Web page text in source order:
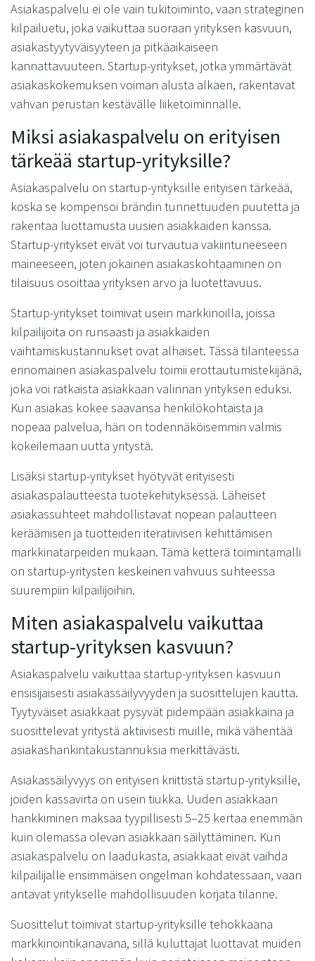
Asiakaspalvelu ei ole vain tukitoiminto, vaan strateginen
kilpailuetu, joka vaikuttaa suoraan yrityksen kasvuun,
asiakastyytyväisyyteen ja pitkäaikaiseen
kannattavuuteen. Startup-yritykset, jotka ymmärtävät
asiakaskokemuksen voiman alusta alkaen, rakentavat
vahvan perustan kestävälle liiketoiminnalle.
Miksi asiakaspalvelu on erityisen
tärkeää startup-yrityksille?
Asiakaspalvelu on startup-yrityksille erityisen tärkeää,
koska se kompensoi brändin tunnettuuden puutetta ja
rakentaa luottamusta uusien asiakkaiden kanssa.
Startup-yritykset eivät voi turvautua vakiintuneeseen
maineeseen, joten jokainen asiakaskohtaaminen on
tilaisuus osoittaa yrityksen arvo ja luotettavuus.
Startup-yritykset toimivat usein markkinoilla, joissa
kilpailijoita on runsaasti ja asiakkaiden
vaihtamiskustannukset ovat alhaiset. Tässä tilanteessa
erinomainen asiakaspalvelu toimii erottautumistekijänä,
joka voi ratkaista asiakkaan valinnan yrityksen eduksi.
Kun asiakas kokee saavansa henkilökohtaista ja
nopeaa palvelua, hän on todennäköisemmin valmis
kokeilemaan uutta yritystä.
Lisäksi startup-yritykset hyötyvät erityisesti
asiakaspalautteesta tuotekehityksessä. Läheiset
asiakassuhteet mahdollistavat nopean palautteen
keräämisen ja tuotteiden iteratiivisen kehittämisen
markkinatarpeiden mukaan. Tämä ketterä toimintamalli
on startup-yritysten keskeinen vahvuus suhteessa
suurempiin kilpailijoihin.
Miten asiakaspalvelu vaikuttaa
startup-yrityksen kasvuun?
Asiakaspalvelu vaikuttaa startup-yrityksen kasvuun
ensisijaisesti asiakassäilyvyyden ja suosittelujen kautta.
Tyytyväiset asiakkaat pysyvät pidempään asiakkaina ja
suosittelevat yritystä aktiivisesti muille, mikä vähentää
asiakashankintakustannuksia merkittävästi.
Asiakassäilyvyys on erityisen kriittistä startup-yrityksille,
joiden kassavirta on usein tiukka. Uuden asiakkaan
hankkiminen maksaa tyypillisesti 5–25 kertaa enemmän
kuin olemassa olevan asiakkaan säilyttäminen. Kun
asiakaspalvelu on laadukasta, asiakkaat eivät vaihda
kilpailijalle ensimmäisen ongelman kohdatessaan, vaan
antavat yritykselle mahdollisuuden korjata tilanne.
Suosittelut toimivat startup-yrityksille tehokkaana
markkinointikanavana, sillä kuluttajat luottavat muiden